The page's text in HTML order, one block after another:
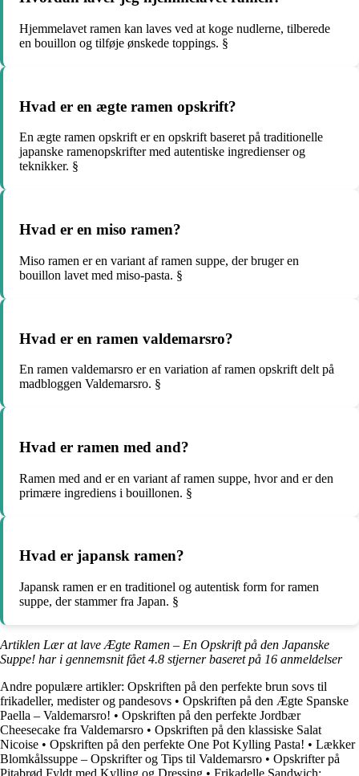
Hjemmelavet ramen kan laves ved at koge nudlerne, tilberede
en bouillon og tilføje ønskede toppings. §
Hvad er en ægte ramen opskrift?
En ægte ramen opskrift er en opskrift baseret på traditionelle
japanske ramenopskrifter med autentiske ingredienser og
teknikker. §
Hvad er en miso ramen?
Miso ramen er en variant af ramen suppe, der bruger en
bouillon lavet med miso-pasta. §
Hvad er en ramen valdemarsro?
En ramen valdemarsro er en variation af ramen opskrift delt på
madbloggen Valdemarsro. §
Hvad er ramen med and?
Ramen med and er en variant af ramen suppe, hvor and er den
primære ingrediens i bouillonen. §
Hvad er japansk ramen?
Japansk ramen er en traditionel og autentisk form for ramen
suppe, der stammer fra Japan. §
Artiklen Lær at lave Ægte Ramen – En Opskrift på den Japanske
Suppe! har i gennemsnit fået4.8 stjerner baseret på 16 anmeldelser
Andre populære artikler: Opskriften på den perfekte brun sovs til
frikadeller, medister og pandesovs • Opskriften på den Ægte Spanske
Paella – Valdemarsro! • Opskriften på den perfekte Jordbær
Cheesecake fra Valdemarsro • Opskriften på den klassiske Salat
Nicoise • Opskriften på den perfekte One Pot Kylling Pasta! • Lækker
Blomkålssuppe – Opskrifter og Tips til Valdemarsro • Opskrifter på